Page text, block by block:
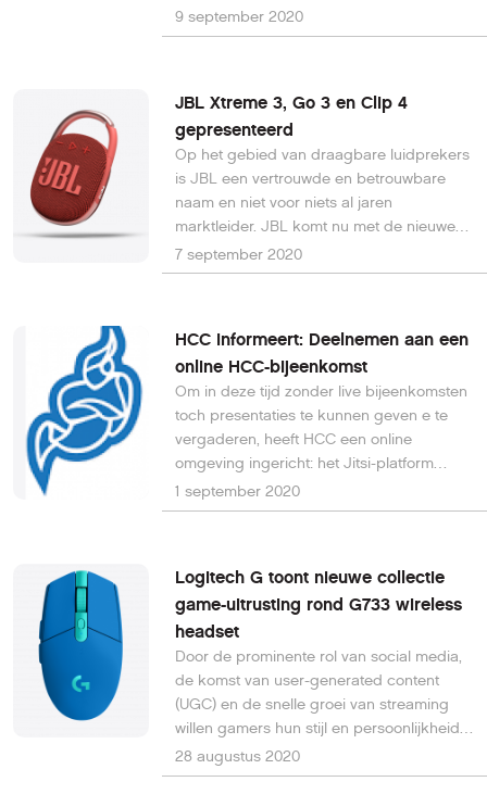
podcasts. Expert Jane Machun Wong
ontdekte 5 nieuwe features die Spotify
9 september 2020
JBL Xtreme 3, Go 3 en Clip 4
gepresenteerd
Op het gebied van draagbare luidprekers
is JBL een vertrouwde en betrouwbare
naam en niet voor niets al jaren
marktleider. JBL komt nu met de nieuwe
JBL Xtreme 3, JBL Go 3 en JBL Clip 4.
7 september 2020
HCC informeert: Deelnemen aan een
online HCC-bijeenkomst
Om in deze tijd zonder live bijeenkomsten
toch presentaties te kunnen geven e te
vergaderen, heeft HCC een online
omgeving ingericht: het Jitsi-platform
wij.hcc.nl, opensource en
gebruiksvriendelijk.
1 september 2020
Logitech G toont nieuwe collectie
game-uitrusting rond G733 wireless
headset
Door de prominente rol van social media,
de komst van user-generated content
(UGC) en de snelle groei van streaming
willen gamers hun stijl en persoonlijkheid
overbrengen. Logitech springt daarop in
door de nieuwe G733 Wireless Headset in
28 augustus 2020